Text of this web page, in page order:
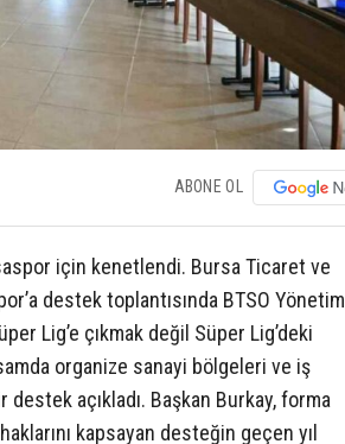
ABONE OL
için kenetlendi. Bursa Ticaret ve
destek toplantısında BTSO Yönetim
Lig’e çıkmak değil Süper Lig’deki
organize sanayi bölgeleri ve iş
açıkladı. Başkan Burkay, forma
kapsayan desteğin geçen yıl